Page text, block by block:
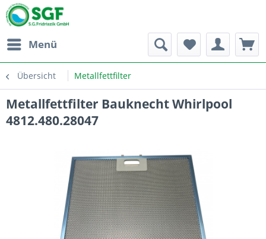
Menü
Übersicht Metallfettfilter
Metallfettfilter Bauknecht Whirlpool
4812.480.28047